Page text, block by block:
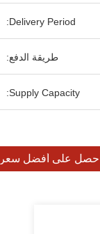
Delivery Period:
طريقة الدفع:
Supply Capacity:
احصل على أفضل سعر